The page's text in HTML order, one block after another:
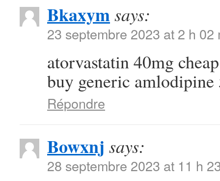
Bkaxymsays:
23 septembre 2023 at 2 h 02
atorvastatin 40mg
buy generic amlodipine
Répondre
Bowxnj says:
28 septembre 2023 at 11 h